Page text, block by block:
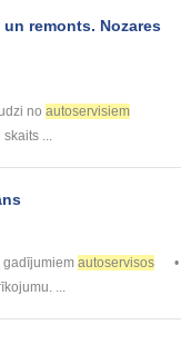
remonts. Nozares
no autoservisiem
...
gadījumiem autoservisos
•
...